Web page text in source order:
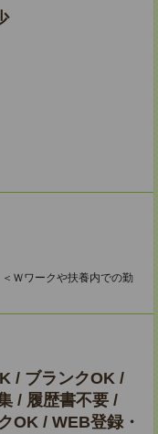
Ｗワークや扶養内での勤
/ ブランクOK /
/ 履歴書不要 /
OK / WEB登録・